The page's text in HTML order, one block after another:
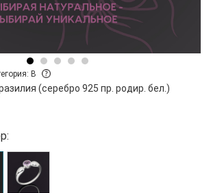
B
(серебро 925 пр. родир. бел.)